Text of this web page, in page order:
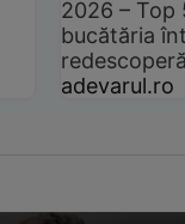
2026 –
bucătăria
adevarul.ro